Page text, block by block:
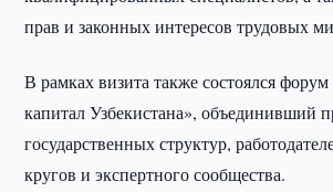
прав и законных интересов трудовых
В рамках визита также состоялся
капитал Узбекистана», объединивший
государственных структур,
кругов и экспертного сообщества.